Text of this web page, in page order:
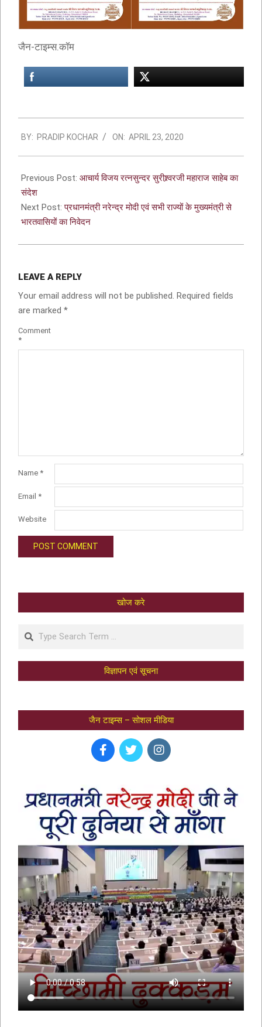
जैन-टाइम्स.कॉम
BY: PRADIP KOCHAR ON: APRIL 23, 2020
Previous Post: आचार्य विजय रत्नसुन्दर सुरीश्र्वरजी महाराज साहेब का
संदेश
Next Post:प्रधानमंत्री नरेन्द्र मोदी एवं सभी राज्यों के मुख्यमंत्री से
भारतवासियों का निवेदन
LEAVE A REPLY
Your email address will not be published. Required fields
are marked *
Comment
*
Name *
Email *
Website
खोज करे
विज्ञापन एवं सूचना
भक्तामर स्तोत्र – BHAKTAMAR STOTRA –
आचार्य मानतुंगसूरि द्वारा
जैन टाइम्स – सोशल मीडिया